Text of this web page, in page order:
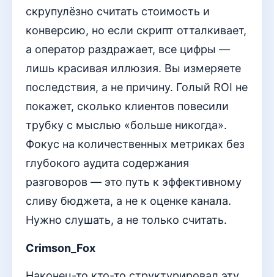
скрупулёзно считать стоимость и
конверсию, но если скрипт отталкивает,
а оператор раздражает, все цифры —
лишь красивая иллюзия. Вы измеряете
последствия, а не причину. Голый ROI не
покажет, сколько клиентов повесили
трубку с мыслью «больше никогда».
Фокус на количественных метриках без
глубокого аудита содержания
разговоров — это путь к эффективному
сливу бюджета, а не к оценке канала.
Нужно слушать, а не только считать.
Crimson_Fox